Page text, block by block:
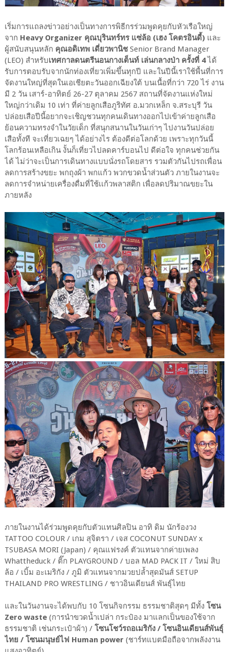
เริ่มการแถลงข่าวอย่างเป็นทางการพิธีกรร่วมพูดคุยกับหัวเรือใหญ่
จาก Heavy Organizer คุณบุรินทร์ทร แซ่ล้อ (เฮง โคตรอินดี้)และ
ผู้สนับสนุนหลัก คุณอดิเทพ เดี่ยวพานิชSenior Brand Manager
(LEO) สำหรับเทศกาลดนตรีนอนกางเต็นท์ เล่นกลางป่า ครั้งที่ 4ได้
รับการตอบรับจากนักท่องเที่ยวเพิ่มขึ้นทุกปี และในปีนี้เราใช้พื้นที่การ
จัดงานใหญ่ที่สุดในเอเชียตะวันออกเฉียงใต้ บนเนื้อที่กว่า 720 ไร่ งาน
มี 2 วัน เสาร์-อาทิตย์ 26-27 ตุลาคม 2567 สถานที่จัดงานแห่งใหม่
ใหญ่กว่าเดิม 10 เท่า ที่ค่ายลูกเสือภูริทัศ อ.มวกเหล็ก จ.สระบุรี วัน
ปล่อยเสือปีนี้อยากจะเชิญชวนทุกคนเดินทางออกไปเข้าค่ายลูกเสือ
ย้อนความทรงจำในวัยเด็ก ที่สนุกสนานในวันเก่าๆ ไปงานวันปล่อย
เสือทั้งที จะเที่ยวเฉยๆ ได้อย่างไร ต้องดีต่อโลกด้วย เพราะทุกวันนี้
โลกร้อนเหลือเกิน งั้นก็เที่ยวไปลดคาร์บอนไป ดีต่อใจ ทุกคนช่วยกัน
ได้ ไม่ว่าจะเป็นการเดินทางแบบนั่งรถโดยสาร รวมตัวกันไปรถเพื่อน
ลดการสร้างขยะ พกถุงผ้า พกแก้ว พวกขวดน้ำส่วนตัว ภายในงานจะ
ลดการจำหน่ายเครื่องดื่มที่ใช้เเก้วพลาสติก เพื่อลดปริมาณขยะใน
ภายหลัง
ภายในงานได้ร่วมพูดคุยกับตัวแทนศิลปิน อาทิ ดิม นักร้องวง
TATTOO COLOUR / เกม สุจิตรา / เจส COCONUT SUNDAY x
TSUBASA MORI (Japan) / คุณแฟรงค์ ตัวแทนจากค่ายเพลง
Whattheduck / ติ๊ก PLAYGROUND / บอล MAD PACK IT / ใหม่ สิบ
ล้อ / เบิ้ม อะเมริกัง / ภูมิ ตัวแทนจากมวยปล้ำสุดมันส์ SETUP
THAILAND PRO WRESTLING / ชาวอินเดียนส์ พันธุ์ไทย
และในวันงานจะได้พบกับ 10 โซนกิจกรรม ธรรมชาติสุดๆ มีทั้ง โซน
Zero waste(การนำขวดน้ำเปล่า กระป๋อง มาแลกเป็นของใช้จาก
ธรรมชาติ เช่นกระเป๋าผ้า) / โซนโชว์รถอเมริกัง / โซนอินเดียนส์พันธุ์
ไทย / โซนมนุษย์ไฟ Human power (ชาร์ทแบตมือถือจากพลังงาน